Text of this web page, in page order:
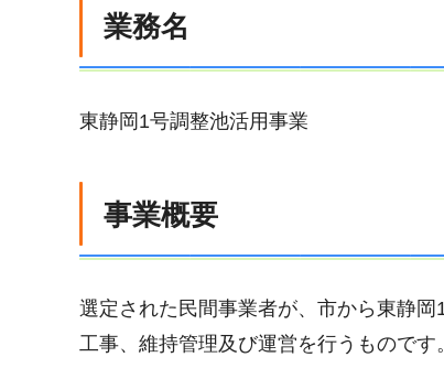
業務名
東静岡1号調整池活用事業
事業概要
選定された民間事業者が、市から東静
工事、維持管理及び運営を行うものです。